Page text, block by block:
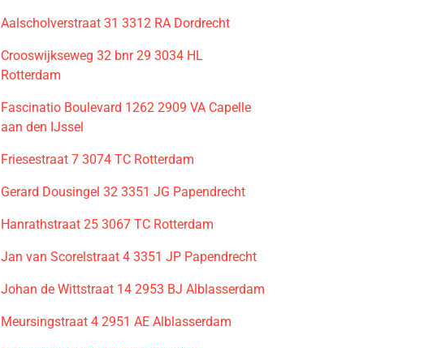
Aalscholverstraat 31 3312 RA Dordrecht
Crooswijkseweg 32 bnr 29 3034 HL
Rotterdam
Fascinatio Boulevard 1262 2909 VA Capelle
aan den IJssel
Friesestraat 7 3074 TC Rotterdam
Gerard Dousingel 32 3351 JG Papendrecht
Hanrathstraat 25 3067 TC Rotterdam
Jan van Scorelstraat 4 3351 JP Papendrecht
Johan de Wittstraat 14 2953 BJ Alblasserdam
Meursingstraat 4 2951 AE Alblasserdam